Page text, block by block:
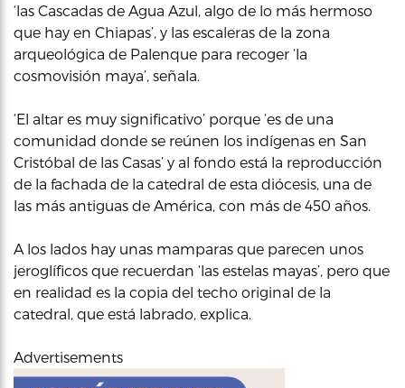
‘las Cascadas de Agua Azul, algo de lo más hermoso
que hay en Chiapas’, y las escaleras de la zona
arqueológica de Palenque para recoger ‘la
cosmovisión maya’, señala.
‘El altar es muy significativo’ porque ‘es de una
comunidad donde se reúnen los indígenas en San
Cristóbal de las Casas’ y al fondo está la reproducción
de la fachada de la catedral de esta diócesis, una de
las más antiguas de América, con más de 450 años.
A los lados hay unas mamparas que parecen unos
jeroglíficos que recuerdan ‘las estelas mayas’, pero que
en realidad es la copia del techo original de la
catedral, que está labrado, explica.
Advertisements